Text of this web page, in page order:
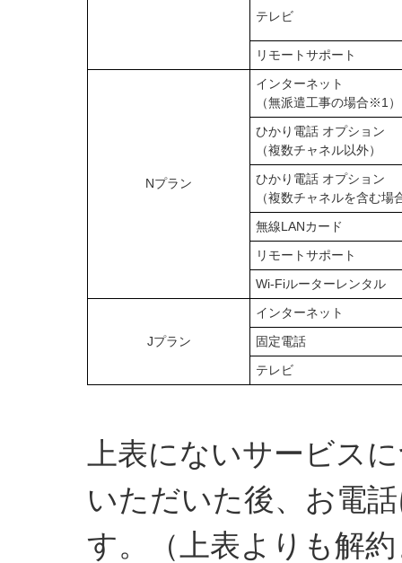
テレビ
リモートサポート
Nプラン
インターネット
（無派遣工事の場合※1）
ひかり電話 オプション
（複数チャネル以外）
ひかり電話 オプション
（複数チャネルを含む場
無線LANカード
リモートサポート
Wi-Fiルーターレンタル
Jプラン
インターネット
固定電話
テレビ
上表にないサービス
いただいた後、お電
す。（上表よりも解